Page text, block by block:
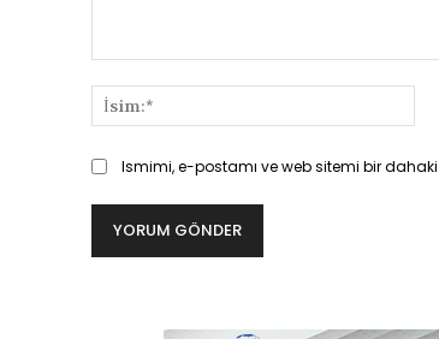
Ismimi, e-postamı ve web sitemi bir